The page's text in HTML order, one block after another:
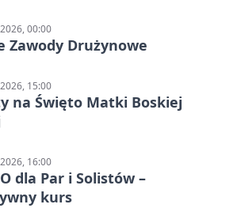
00:00
Zawody Drużynowe
15:00
na Święto Matki Boskiej
16:00
dla Par i Solistów –
kurs